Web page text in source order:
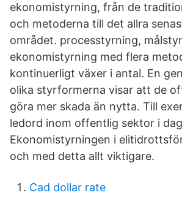
ekonomistyrning, från de
och metoderna till det allra
området. processtyrning,
ekonomistyrning med flera
kontinuerligt växer i antal. En
olika styrformerna visar att de
göra mer skada än nytta. Till
ledord inom offentlig sektor i
Ekonomistyrningen i
och med detta allt viktigare.
Cad dollar rate